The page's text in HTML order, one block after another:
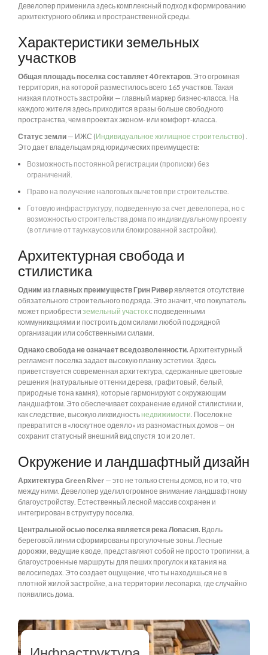
Девелопер применила здесь комплексный подход к формированию
архитектурного облика и пространственной среды.
Характеристики земельных
участков
Общая площадь поселка составляет 40 гектаров. Это огромная
территория, на которой разместилось всего 165 участков. Такая
низкая плотность застройки — главный маркер бизнес-класса. На
каждого жителя здесь приходится в разы больше свободного
пространства, чем в проектах эконом- или комфорт-класса.
Статус земли — ИЖС (Индивидуальное жилищное строительство) .
Это дает владельцам ряд юридических преимуществ:
Возможность постоянной регистрации (прописки) без
ограничений.
Право на получение налоговых вычетов при строительстве.
Готовую инфраструктуру, подведенную за счет девелопера, но с
возможностью строительства дома по индивидуальному проекту
(в отличие от таунхаусов или блокированной застройки).
Архитектурная свобода и
стилистика
Одним из главных преимуществ Грин Риверявляется отсутствие
обязательного строительного подряда. Это значит, что покупатель
может приобрести земельный участокс подведенными
коммуникациями и построить дом силами любой подрядной
организации или собственными силами.
Однако свобода не означает вседозволенности. Архитектурный
регламент поселка задает высокую планку эстетики. Здесь
приветствуется современная архитектура, сдержанные цветовые
решения (натуральные оттенки дерева, графитовый, белый,
природные тона камня), которые гармонируют с окружающим
ландшафтом. Это обеспечивает сохранение единой стилистики и,
как следствие, высокую ликвидность недвижимости. Поселок не
превратится в «лоскутное одеяло» из разномастных домов — он
сохранит статусный внешний вид спустя 10 и 20 лет.
Окружение и ландшафтный дизайн
Архитектура Green River — это не только стены домов, но и то, что
между ними. Девелопер уделил огромное внимание ландшафтному
благоустройству. Естественный лесной массив сохранен и
интегрирован в структуру поселка.
Центральной осью поселка является река Лопасня. Вдоль
береговой линии сформированы прогулочные зоны. Лесные
дорожки, ведущие к воде, представляют собой не просто тропинки, а
благоустроенные маршруты для пеших прогулок и катания на
велосипедах. Это создает ощущение, что ты находишься не в
плотной жилой застройке, а на территории лесопарка, где случайно
появились дома.